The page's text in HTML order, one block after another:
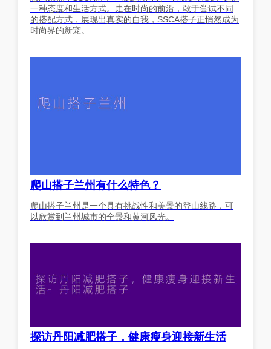
一种态度和生活方式。走在时尚的前沿，敢于尝试不同
的搭配方式，展现出真实的自我，SSCA搭子正悄然成为
时尚界的新宠。
爬山搭子兰州有什么特色？
爬山搭子兰州是一个具有挑战性和美景的登山线路，可
以欣赏到兰州城市的全景和黄河风光。
探访丹阳减肥搭子，健康瘦身迎接新生活